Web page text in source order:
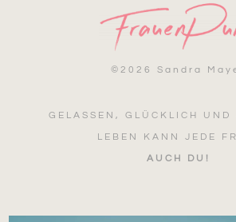
© 2026 Sandra
GELASSEN, GLÜCKLICH UND
LEBEN KANN JEDE
AUCH DU!